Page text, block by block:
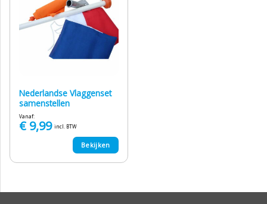
Nederlandse Vlaggenset
samenstellen
Vanaf:
€9,99 incl. BTW
Bekijken